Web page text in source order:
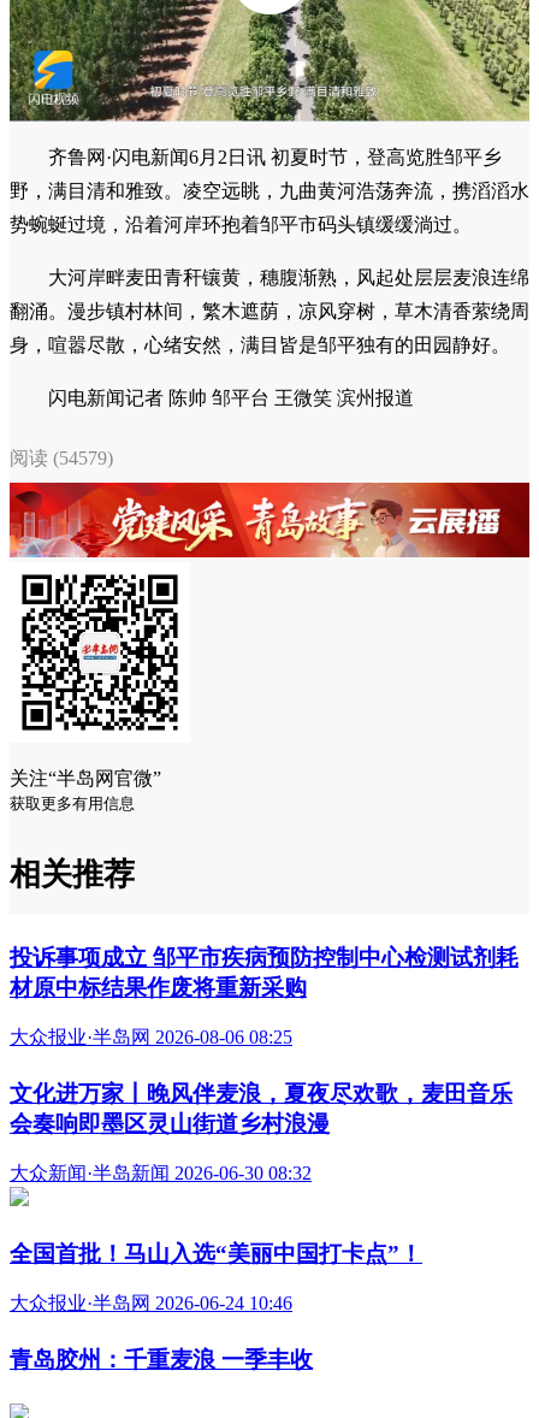
齐鲁网·闪电新闻6月2日讯 初夏时节，登高览胜邹平乡
野，满目清和雅致。凌空远眺，九曲黄河浩荡奔流，携滔滔水
势蜿蜒过境，沿着河岸环抱着邹平市码头镇缓缓淌过。
大河岸畔麦田青秆镶黄，穗腹渐熟，风起处层层麦浪连绵
翻涌。漫步镇村林间，繁木遮荫，凉风穿树，草木清香萦绕周
身，喧嚣尽散，心绪安然，满目皆是邹平独有的田园静好。
闪电新闻记者 陈帅 邹平台 王微笑 滨州报道
阅读 (54579)
关注“半岛网官微”
获取更多有用信息
相关推荐
投诉事项成立 邹平市疾病预防控制中心检测试剂耗
材原中标结果作废将重新采购
大众报业·半岛网 2026-08-06 08:25
文化进万家丨晚风伴麦浪，夏夜尽欢歌，麦田音乐
会奏响即墨区灵山街道乡村浪漫
大众新闻·半岛新闻 2026-06-30 08:32
全国首批！马山入选“美丽中国打卡点”！
大众报业·半岛网 2026-06-24 10:46
青岛胶州：千重麦浪 一季丰收